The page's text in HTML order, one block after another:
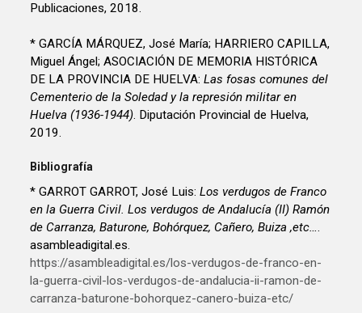
Publicaciones, 2018.
* GARCÍA MÁRQUEZ, José María; HARRIERO CAPILLA,
Miguel Ángel; ASOCIACIÓN DE MEMORIA HISTÓRICA
DE LA PROVINCIA DE HUELVA:Las fosas comunes del
Cementerio de la Soledad y la represión militar en
Huelva (1936-1944). Diputación Provincial de Huelva,
2019.
Bibliografía
* GARROT GARROT, José Luis:Los verdugos de Franco
en la Guerra Civil. Los verdugos de Andalucía (II) Ramón
de Carranza, Baturone, Bohórquez, Cañero, Buiza ,etc….
asambleadigital.es.
https://asambleadigital.es/los-verdugos-de-franco-en-
la-guerra-civil-los-verdugos-de-andalucia-ii-ramon-de-
carranza-baturone-bohorquez-canero-buiza-etc/